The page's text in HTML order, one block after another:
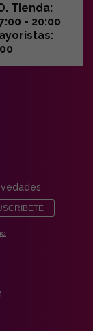
Tienda:
- 20:00